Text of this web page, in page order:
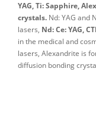
YAG, Ti: Sapphire,
crystals. Nd: YAG and
lasers, Nd: Ce: YAG,
in the medical and
lasers, Alexandrite is
diffusion bonding